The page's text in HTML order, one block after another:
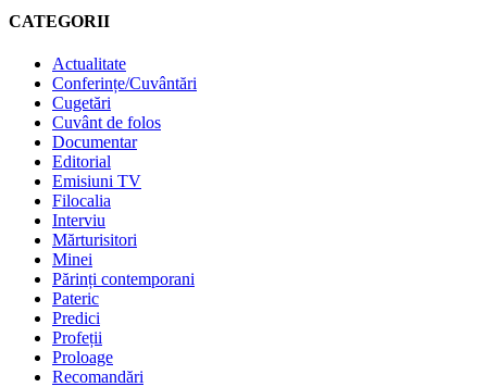
CATEGORII
Actualitate
Conferințe/Cuvântări
Cugetări
Cuvânt de folos
Documentar
Editorial
Emisiuni TV
Filocalia
Interviu
Mărturisitori
Minei
Părinți contemporani
Pateric
Predici
Profeții
Proloage
Recomandări